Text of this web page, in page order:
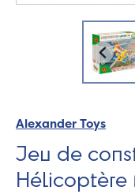
Alexander Toys
Jeu de
Hélicoptère